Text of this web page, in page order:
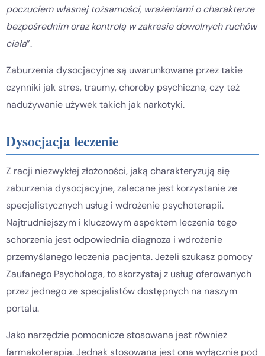
poczuciem własnej tożsamości, wrażeniami o charakterze
bezpośrednim oraz kontrolą w zakresie dowolnych ruchów
ciała”.
Zaburzenia dysocjacyjne są uwarunkowane przez takie
czynniki jak stres, traumy, choroby psychiczne, czy też
nadużywanie używek takich jak narkotyki.
Dysocjacja leczenie
Z racji niezwykłej złożoności, jaką charakteryzują się
zaburzenia dysocjacyjne, zalecane jest korzystanie ze
specjalistycznych usług i wdrożenie psychoterapii.
Najtrudniejszym i kluczowym aspektem leczenia tego
schorzenia jest odpowiednia diagnoza i wdrożenie
przemyślanego leczenia pacjenta. Jeżeli szukasz pomocy
Zaufanego Psychologa, to skorzystaj z usług oferowanych
przez jednego ze specjalistów dostępnych na naszym
portalu.
Jako narzędzie pomocnicze stosowana jest również
farmakoterapia. Jednak stosowana jest ona wyłącznie pod